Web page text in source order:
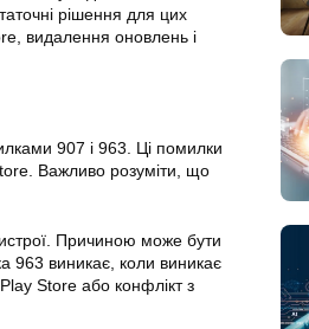
рішення для цих
видалення оновлень і
907 і 963. Ці помилки
Важливо розуміти, що
Причиною може бути
963 виникає, коли виникає
Play Store або конфлікт з